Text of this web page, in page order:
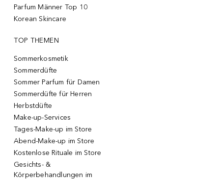
Parfum Männer Top 10
Korean Skincare
TOP THEMEN
Sommerkosmetik
Sommerdüfte
Sommer Parfum für Damen
Sommerdüfte für Herren
Herbstdüfte
Make-up-Services
Tages-Make-up im Store
Abend-Make-up im Store
Kostenlose Rituale im Store
Gesichts- &
Körperbehandlungen im